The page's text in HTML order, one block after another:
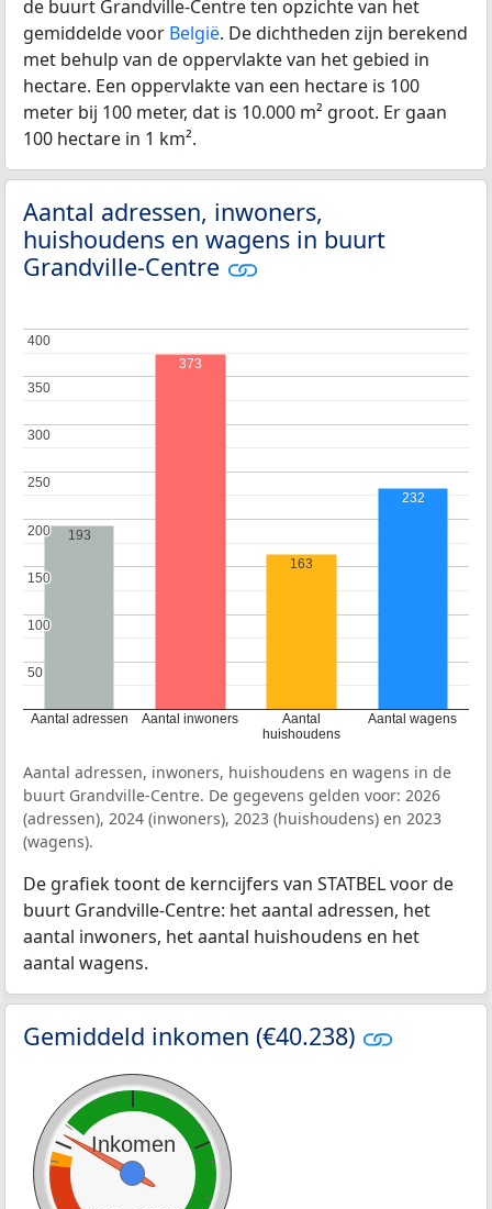
de buurt Grandville-Centre ten opzichte van het
gemiddelde voor België. De dichtheden zijn berekend
met behulp van de oppervlakte van het gebied in
hectare. Een oppervlakte van een hectare is 100
meter bij 100 meter, dat is 10.000 m² groot. Er gaan
100 hectare in 1 km².
Aantal adressen, inwoners,
huishoudens en wagens in buurt
Grandville-Centre
Aantal adressen Aantal inwoners
Aantal
huishoudens
Aantal wagens
50
50
100
100
150
150
200
200
250
250
300
300
350
350
400
400
193
373
163
232
Aantal adressen, inwoners, huishoudens en wagens in de
buurt Grandville-Centre. De gegevens gelden voor: 2026
(adressen), 2024 (inwoners), 2023 (huishoudens) en 2023
(wagens).
De grafiek toont de kerncijfers van STATBEL voor de
buurt Grandville-Centre: het aantal adressen, het
aantal inwoners, het aantal huishoudens en het
aantal wagens.
Gemiddeld inkomen (€40.238)
Inkomen